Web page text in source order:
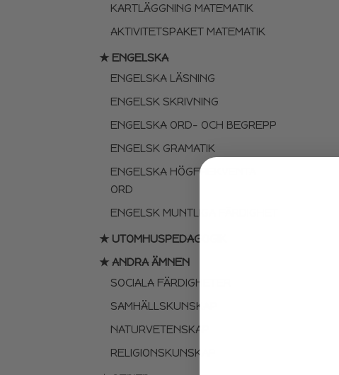
KARTLÄGGNING MATEMATIK
AKTIVITETSPAKET MATEMATIK
★ ENGELSKA
ENGELSKA LÄSNING
ENGELSK SKRIVNING
ENGELSKA ORD- OCH BEGREPP
ENGELSK GRAMATIK
ENGELSKA HÖGFREKVENTA
ORD
ENGELSK MUNTLIGA FÄRDIGHET
★ UTOMHUSPEDAGOGIK
★ ANDRA ÄMNEN
SOCIALA FÄRDIGHETER
SAMHÄLLSKUNSKAP
NATURVETENSKAP
RELIGIONSKUNSKAP